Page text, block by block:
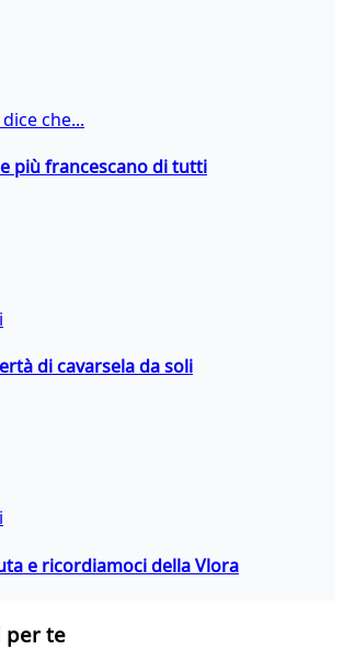
che...
più francescano di tutti
di cavarsela da soli
e ricordiamoci della Vlora
per te